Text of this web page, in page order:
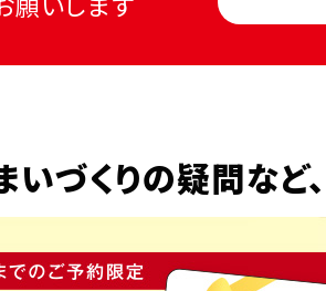
いづくりの疑問など、